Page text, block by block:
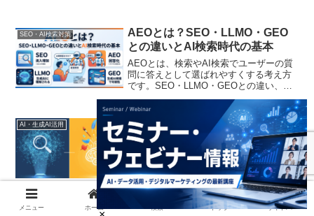
SEO・AI検索対策
AEOとは？SEO・LLMO・GEO
との違いとAI検索時代の基本
AEOとは、検索やAI検索でユーザーの質
問に答えとして選ばれやすくする考え方
です。SEO・LLMO・GEOとの違い、
Google AI Overviews時代にBtoB企業が見
直すべきFAQ設計、情報構造、コンテン
ツ改善の基本を解説します。
AI・生成AI活用
「AI Mode」と「Gemini」の違い
とは？｜AI検索モードと生成AIの
役割を徹底比較
「AI検索とGemini、どう違う？」そんな
疑問にお答えします。マーケター必見の2
つのAIの役割と違いを徹底解説。AI時代
のSEO対策や、コンテンツ制作を効率化
する具体的な活用方法がわかります
メニュー ホーム 検索 トップ サイドバー